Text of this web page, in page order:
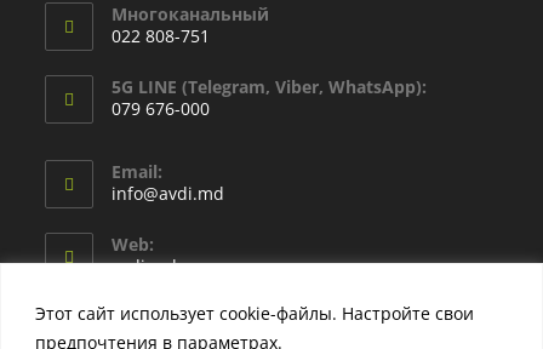
Этот сайт использует cookie-файлы. Настройте свои
предпочтения в параметрах.
Многоканальный
022 808-751
5G LINE (Telegram, Viber, WhatsApp):
079 676-000
Email:
info@avdi.md
Web:
avdi.md